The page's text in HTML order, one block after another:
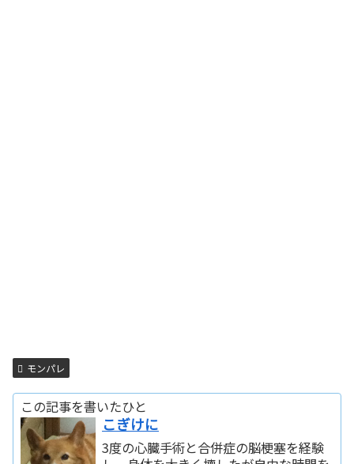
モンパレ
この記事を書いたひと
こぎけに
3度の心臓手術と合併症の脳梗塞を経験